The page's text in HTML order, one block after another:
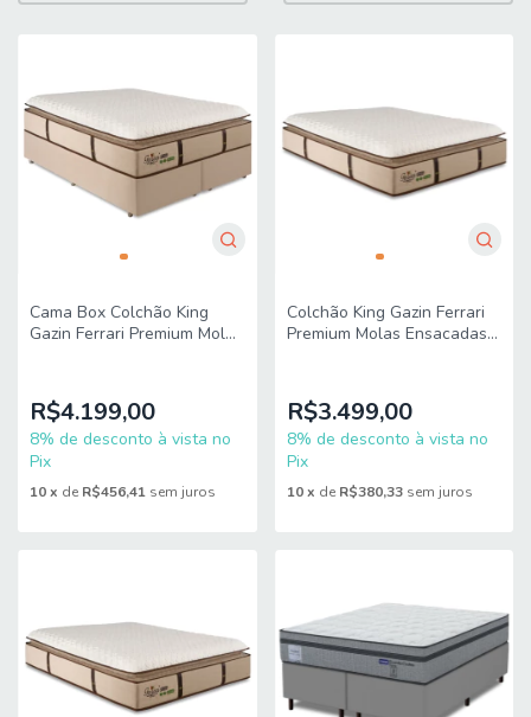
Cama Box Colchão King
Gazin Ferrari Premium Molas
R$4.199,00
8% de desconto à vista no
Pix
10x de R$456,41 sem juros
Colchão King Gazin Ferrari
Premium Molas Ensacadas e
R$3.499,00
8% de desconto à vista no
Pix
10 x de R$380,33 sem juros